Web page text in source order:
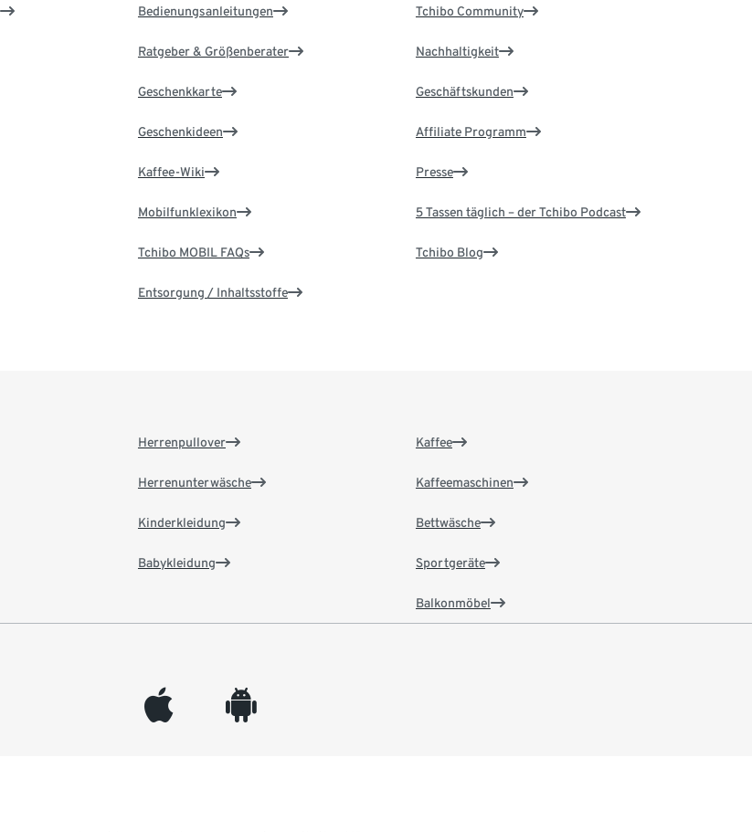
Bedienungsanleitungen
Ratgeber & Größenberater
Geschenkkarte
Geschenkideen
Kaffee-Wiki
Mobilfunklexikon
Tchibo MOBIL FAQs
Entsorgung / Inhaltsstoffe
Tchibo Community
Nachhaltigkeit
Geschäftskunden
Affiliate Programm
Presse
5 Tassen täglich – der Tchibo Podcast
Tchibo Blog
Herrenpullover
Herrenunterwäsche
Kinderkleidung
Babykleidung
Kaffee
Kaffeemaschinen
Bettwäsche
Sportgeräte
Balkonmöbel
appleinc android